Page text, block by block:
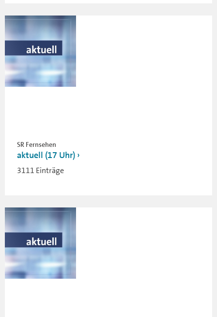
SR Fernsehen
aktuell (17 Uhr)
3111 Einträge